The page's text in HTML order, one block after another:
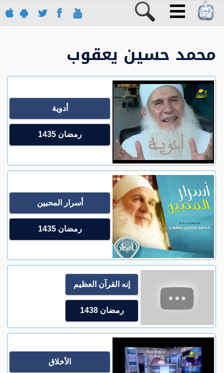
محمد حسين يعقوب
أدوية
رمضان 1435
أسرار المحبين
رمضان 1435
إنه القرآن العظيم
رمضان 1438
الأخلاق